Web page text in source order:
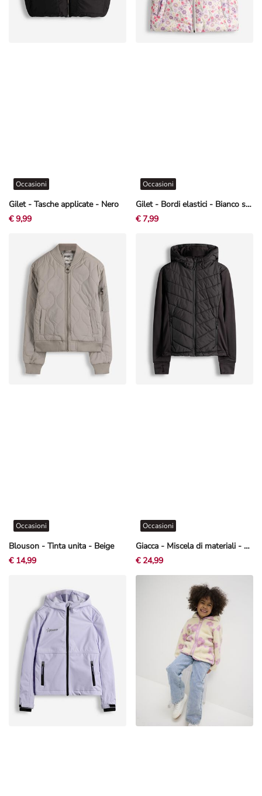
Gilet - Tasche applicate - Nero
Occasioni
€ 9,99
Gilet - Bordi elastici - Bianco sporco
Occasioni
€ 7,99
Blouson - Tinta unita - Beige
Occasioni
€ 14,99
Giacca - Miscela di materiali - Nero
Occasioni
€ 24,99